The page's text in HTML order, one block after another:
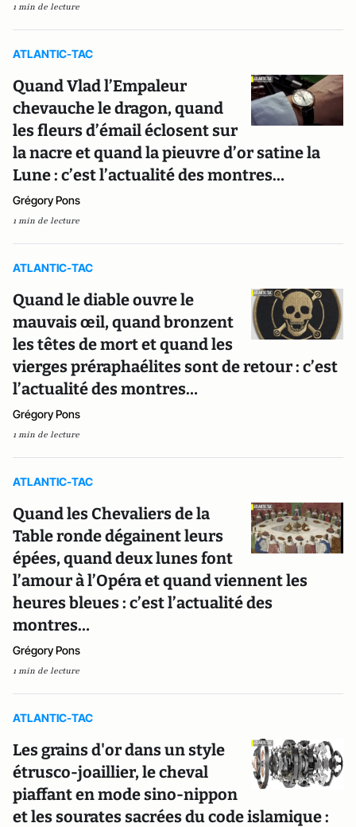
1 min de lecture
ATLANTIC-TAC
Quand Vlad l’Empaleur
chevauche le dragon, quand
les fleurs d’émail éclosent sur
la nacre et quand la pieuvre d’or satine la
Lune : c’est l’actualité des montres…
Grégory Pons
1 min de lecture
ATLANTIC-TAC
Quand le diable ouvre le
mauvais œil, quand bronzent
les têtes de mort et quand les
vierges préraphaélites sont de retour : c’est
l’actualité des montres…
Grégory Pons
1 min de lecture
ATLANTIC-TAC
Quand les Chevaliers de la
Table ronde dégainent leurs
épées, quand deux lunes font
l’amour à l’Opéra et quand viennent les
heures bleues : c’est l’actualité des
montres…
Grégory Pons
1 min de lecture
ATLANTIC-TAC
Les grains d'or dans un style
étrusco-joaillier, le cheval
piaffant en mode sino-nippon
et les sourates sacrées du code islamique :